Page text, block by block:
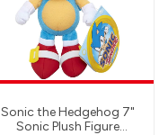
Sonic the Hedgehog 7"
Sonic Plush Figure